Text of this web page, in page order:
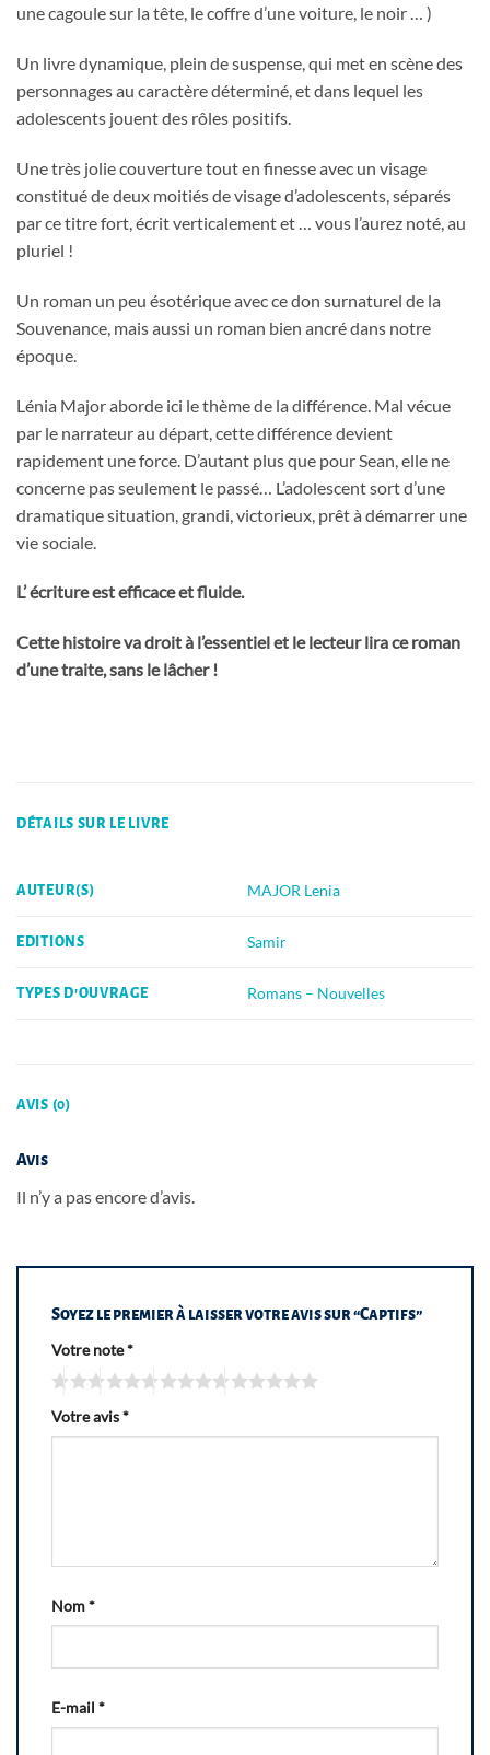
une cagoule sur la tête, le coffre d’une voiture, le noir … )
Un livre dynamique, plein de suspense, qui met en scène des
personnages au caractère déterminé, et dans lequel les
adolescents jouent des rôles positifs.
Une très jolie couverture tout en finesse avec un visage
constitué de deux moitiés de visage d’adolescents, séparés
par ce titre fort, écrit verticalement et … vous l’aurez noté, au
pluriel !
Un roman un peu ésotérique avec ce don surnaturel de la
Souvenance, mais aussi un roman bien ancré dans notre
époque.
Lénia Major aborde ici le thème de la différence. Mal vécue
par le narrateur au départ, cette différence devient
rapidement une force. D’autant plus que pour Sean, elle ne
concerne pas seulement le passé… L’adolescent sort d’une
dramatique situation, grandi, victorieux, prêt à démarrer une
vie sociale.
L’ écriture est efficace et fluide.
Cette histoire va droit à l’essentiel et le lecteur lira ce roman
d’une traite, sans le lâcher !
DÉTAILS SUR LE LIVRE
AUTEUR(S) MAJOR Lenia
EDITIONS Samir
TYPES D'OUVRAGE Romans – Nouvelles
AVIS (0)
Avis
Il n’y a pas encore d’avis.
Soyez le premier à laisser votre avis sur “Captifs”
Votre note*
Votre avis*
Nom*
E-mail *